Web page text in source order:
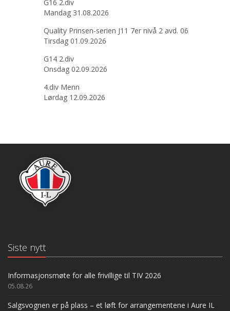
G16 2.div
Mandag 31.08.2026
Quality Prinsen-serien J11 7er nivå 2 avd. 06
Tirsdag 01.09.2026
G14 2.div
Onsdag 02.09.2026
4.div Menn
Lørdag 12.09.2026
Siste nytt
Informasjonsmøte for alle frivillige til TIV 2026
05.08.26
Salgsvognen er på plass – et løft for arrangementene i Aure IL